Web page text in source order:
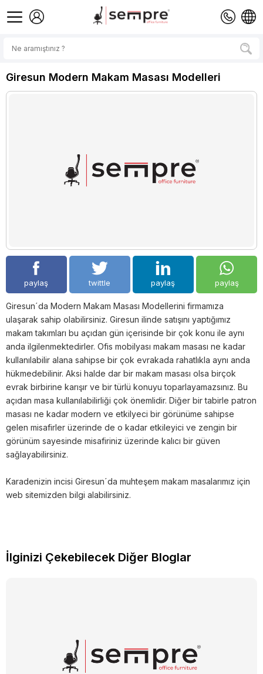
Giresun Modern Makam Masası Modelleri
paylaş twittle paylaş paylaş
Giresun´da Modern Makam Masası Modellerini firmamıza
ulaşarak sahip olabilirsiniz. Giresun ilinde satışını yaptığımız
makam takımları bu açıdan gün içerisinde bir çok konu ile aynı
anda ilgilenmektedirler. Ofis mobilyası makam masası ne kadar
kullanılabilir alana sahipse bir çok evrakada rahatlıkla aynı anda
hükmedebilinir. Aksi halde dar bir makam masası olsa birçok
evrak birbirine karışır ve bir türlü konuyu toparlayamazsınız. Bu
açıdan masa kullanılabilirliği çok önemlidir. Diğer bir tabirle patron
masası ne kadar modern ve etkilyeci bir görünüme sahipse
gelen misafirler üzerinde de o kadar etkileyici ve zengin bir
görünüm sayesinde misafiriniz üzerinde kalıcı bir güven
sağlayabilirsiniz.
Karadenizin incisi Giresun´da muhteşem makam masalarımız için
web sitemizden bilgi alabilirsiniz.
İlginizi Çekebilecek Diğer Bloglar